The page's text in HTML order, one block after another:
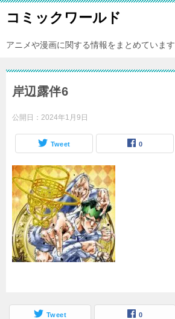
コミックワールド
アニメや漫画に関する情報をまとめています
岸辺露伴6
公開日： 2024年1月9日
Tweet 0
Tweet 0